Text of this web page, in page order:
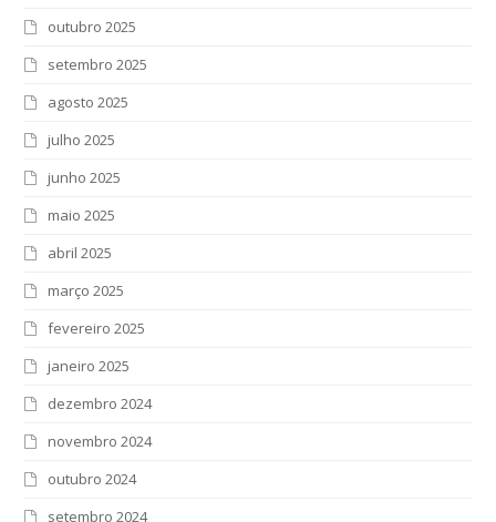
outubro 2025
setembro 2025
agosto 2025
julho 2025
junho 2025
maio 2025
abril 2025
março 2025
fevereiro 2025
janeiro 2025
dezembro 2024
novembro 2024
outubro 2024
setembro 2024